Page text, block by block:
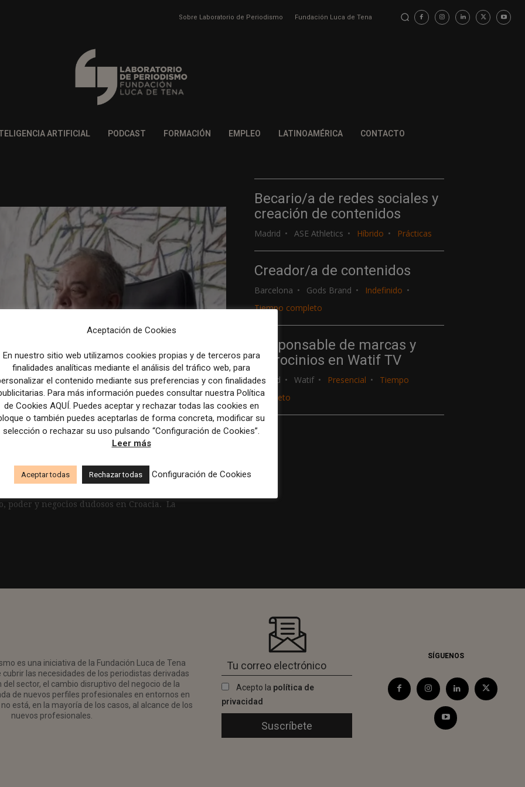
Sobre Laboratorio de Periodismo Fundación Luca de Tena
ARTIFICIAL PODCAST FORMACIÓN EMPLEO LATINOAMÉRICA CONTACTO
series que permiten
problemas del
España, con el título original de
poder y negocios dudosos en Croacia. La
Becario/a de redes sociales y
creación de contenidos
Madrid ASE Athletics Híbrido Prácticas
Creador/a de contenidos
Barcelona Gods Brand
Indefinido
Tiempo completo
Responsable de marcas y
patrocinios en Watif TV
Madrid Watif Presencial
Tiempo
completo
es una iniciativa de la Fundación Luca de Tena
las necesidades de los periodistas derivadas
sector, el cambio disruptivo del negocio de la
de nuevos perfiles profesionales en entornos en
está, en la mayoría de los casos, al alcance de los
nuevos profesionales.
Acepto la política de
privacidad
SÍGUENOS
Aceptación de Cookies
En nuestro sitio web utilizamos cookies propias y de terceros para
finalidades analíticas mediante el análisis del tráfico web, para
el contenido mediante sus preferencias y con finalidades
Para más información puedes consultar nuestra Política
de Cookies AQUÍ. Puedes aceptar y rechazar todas las cookies en
o también puedes aceptarlas de forma concreta, modificar su
selección o rechazar su uso pulsando “Configuración de Cookies”.
Leer más
Aceptar todas Rechazar todas Configuración de Cookies